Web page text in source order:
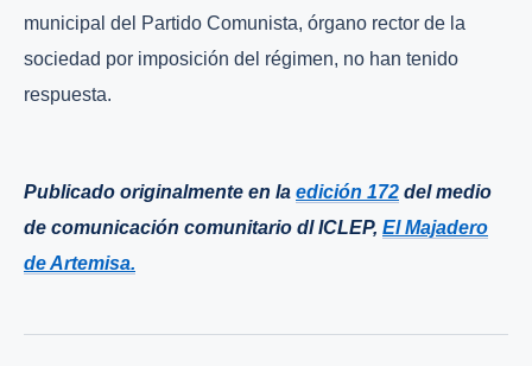
municipal del Partido Comunista, órgano rector de la
sociedad por imposición del régimen, no han tenido
respuesta.
Publicado originalmente en la edición 172 del medio
de comunicación comunitario dl ICLEP, El Majadero
de Artemisa.